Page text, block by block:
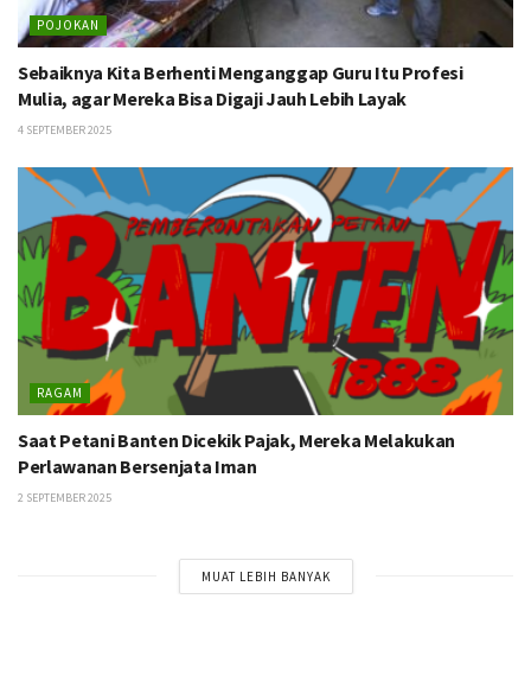
POJOKAN
Sebaiknya Kita Berhenti Menganggap Guru Itu Profesi
Mulia, agar Mereka Bisa Digaji Jauh Lebih Layak
4 SEPTEMBER 2025
RAGAM
Saat Petani Banten Dicekik Pajak, Mereka Melakukan
Perlawanan Bersenjata Iman
2 SEPTEMBER 2025
MUAT LEBIH BANYAK